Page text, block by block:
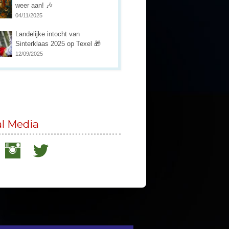
weer aan! 🎶
04/11/2025
Landelijke intocht van
Sinterklaas 2025 op Texel 🎁
12/09/2025
Media